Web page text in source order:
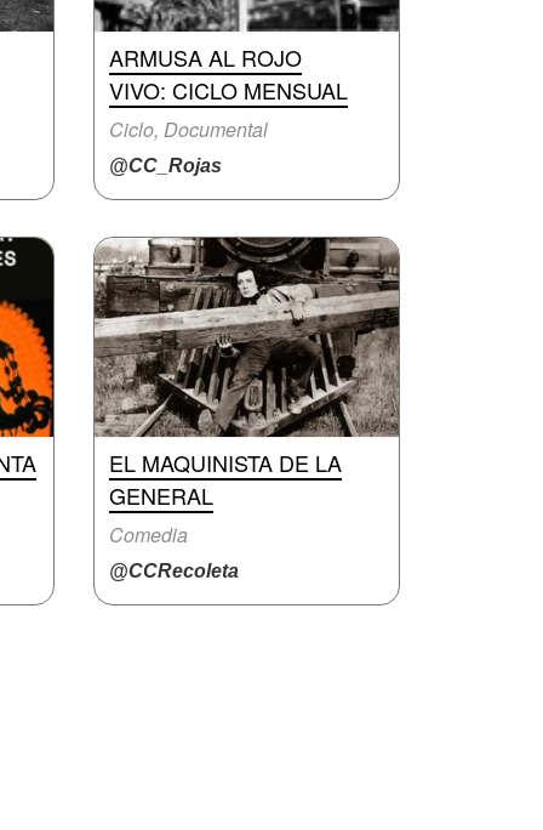
ARMUSA AL ROJO
VIVO: CICLO MENSUAL
Ciclo, Documental
@CC_Rojas
EL MAQUINISTA DE LA
GENERAL
Comedia
@CCRecoleta